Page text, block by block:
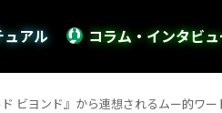
アル コラム・インタビ
ビヨンド』から連想されるムー的ワー